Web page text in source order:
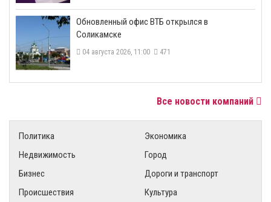
​Обновленный офис ВТБ открылся в
Соликамске
04 августа 2026, 11:00 471
Все новости компаний
Политика
Экономика
Недвижимость
Город
Бизнес
Дороги и транспорт
Происшествия
Культура